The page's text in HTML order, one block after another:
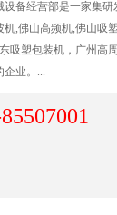
备经营部是一家集研
,佛山高频机,佛山吸
吸塑包装机，广州高
企业。...